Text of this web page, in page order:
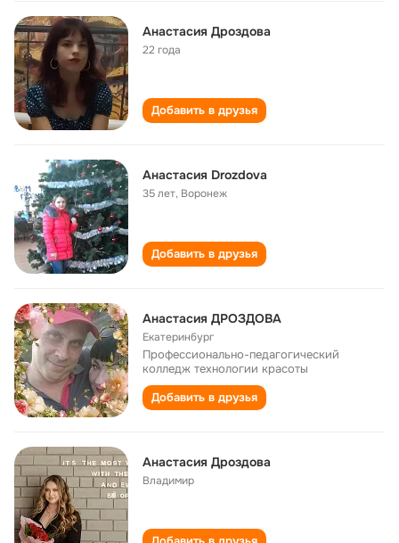
Анастасия Дроздова
22 года
Добавить в друзья
Анастасия Drozdova
35 лет, Воронеж
Добавить в друзья
Анастасия ДРОЗДОВА
Екатеринбург
Профессионально-педагогический
колледж технологии красоты
Добавить в друзья
Анастасия Дроздова
Владимир